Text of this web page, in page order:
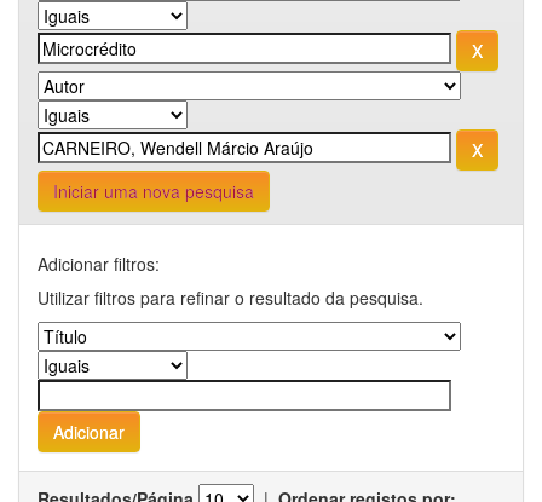
Iniciar uma nova pesquisa
Adicionar filtros:
Utilizar filtros para refinar o resultado da pesquisa.